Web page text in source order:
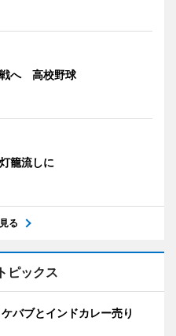
へ 高校野球
籠流しに
る
ピックス
バブとインドカレー売り